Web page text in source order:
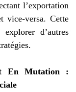
l’exportation
vice-versa. Cette
d’autres
En Mutation :